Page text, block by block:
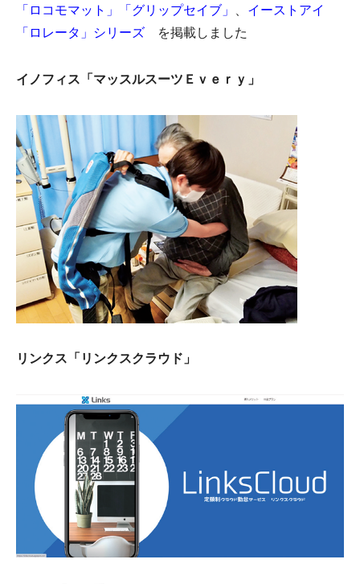
「ロコモマット」「グリップセイブ」
、 イーストアイ
「ロレータ」シリーズ ​ を掲載しました
イノフィス「マッスルスーツＥｖｅｒｙ」
リンクス「リンクスクラウド」